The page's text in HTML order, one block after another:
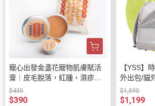
寵心出發金盞花寵物肌膚賦活
膏｜皮毛脫落，紅腫，濕疹及
指尖炎
$430
$390
【YSS】
外出包/貓
SS外出包)
$1,590
$1,199